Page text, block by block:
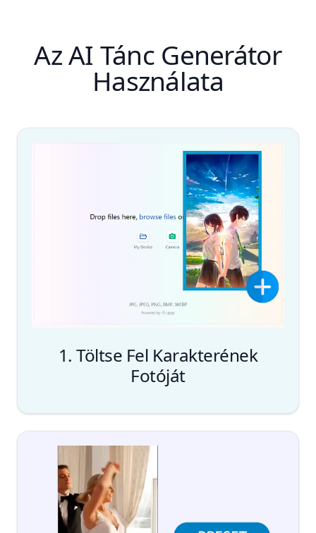
Az AI Tánc Generátor
Használata
1. Töltse Fel Karakterének
Fotóját